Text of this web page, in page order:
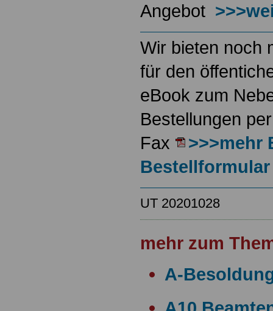
Angebot
Wir bieten noch
für den
eBook zum
Bestellungen
Fax
>>>mehr
Bestellformular
UT 20201028
mehr zum
A-